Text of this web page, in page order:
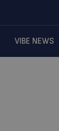
VIBE NEWS